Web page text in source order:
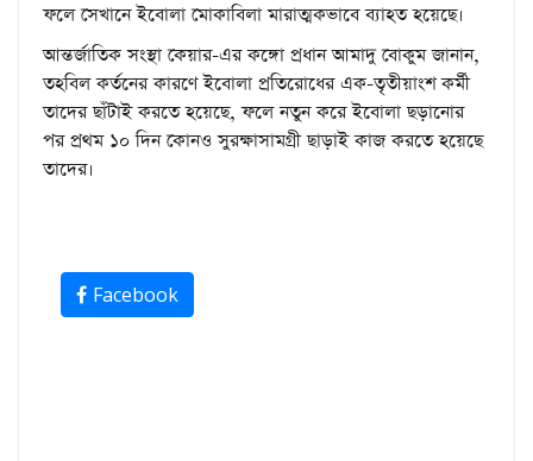
ফলে সেখানে ইবোলা মোকাবিলা মারাত্মকভাবে ব্যাহত হয়েছে।
আন্তর্জাতিক সংস্থা কেয়ার-এর কঙ্গো প্রধান আমাদু বোকুম জানান,
তহবিল কর্তনের কারণে ইবোলা প্রতিরোধের এক-তৃতীয়াংশ কর্মী
তাদের ছাঁটাই করতে হয়েছে, ফলে নতুন করে ইবোলা ছড়ানোর
পর প্রথম ১০ দিন কোনও সুরক্ষাসামগ্রী ছাড়াই কাজ করতে হয়েছে
তাদের।
Facebook